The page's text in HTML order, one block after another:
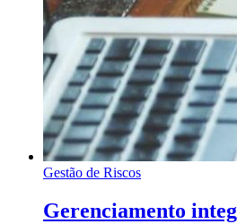
Gestão de Riscos
Gerenciamento